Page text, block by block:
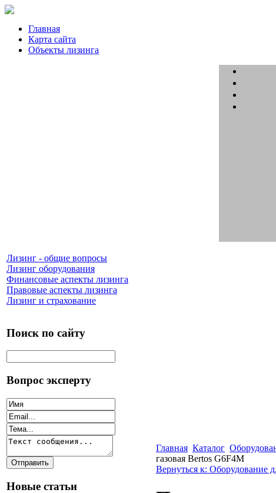
Главная
Карта сайта
Объекты лизинга
Лизинг - общие вопросы
Лизинг оборудования
Финансовые аспекты лизинга
Правовые аспекты лизинга
Лизинг и страхование
Поиск по сайту
Вопрос эксперту
Новые статьи
Главная Каталог
газовая Bertos G6F4M
Вернуться к: Оборудование